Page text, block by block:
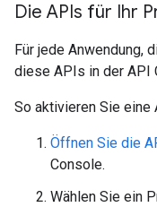
Die APIs für Ihr
Für jede Anwendung,
diese APIs in der API
So aktivieren Sie eine
Öffnen Sie die
Console.
Wählen Sie ein